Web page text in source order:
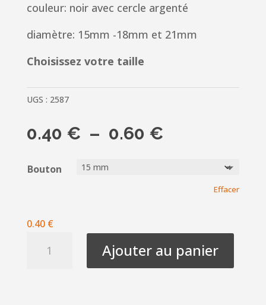
couleur: noir avec cercle argenté
diamètre: 15mm -18mm et 21mm
Choisissez votre taille
UGS : 2587
0.40 € – 0.60 €Plage
Bouton
Effacer
0.40 €
Ajouter au panier